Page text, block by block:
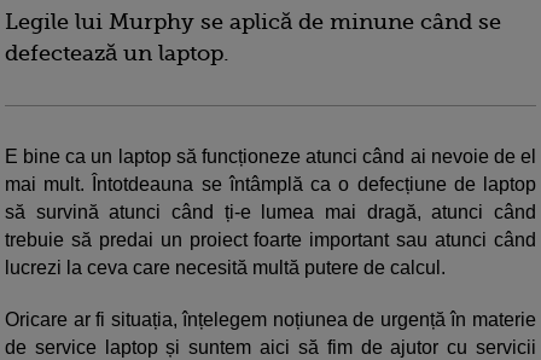
Legile lui Murphy se aplică de minune când se
defectează un laptop.
E bine ca un laptop să funcționeze atunci când ai nevoie de el
mai mult. Întotdeauna se întâmplă ca o defecțiune de laptop
să survină atunci când ți-e lumea mai dragă, atunci când
trebuie să predai un proiect foarte important sau atunci când
lucrezi la ceva care necesită multă putere de calcul.
Oricare ar fi situația, înțelegem noțiunea de urgență în materie
de service laptop și suntem aici să fim de ajutor cu servicii